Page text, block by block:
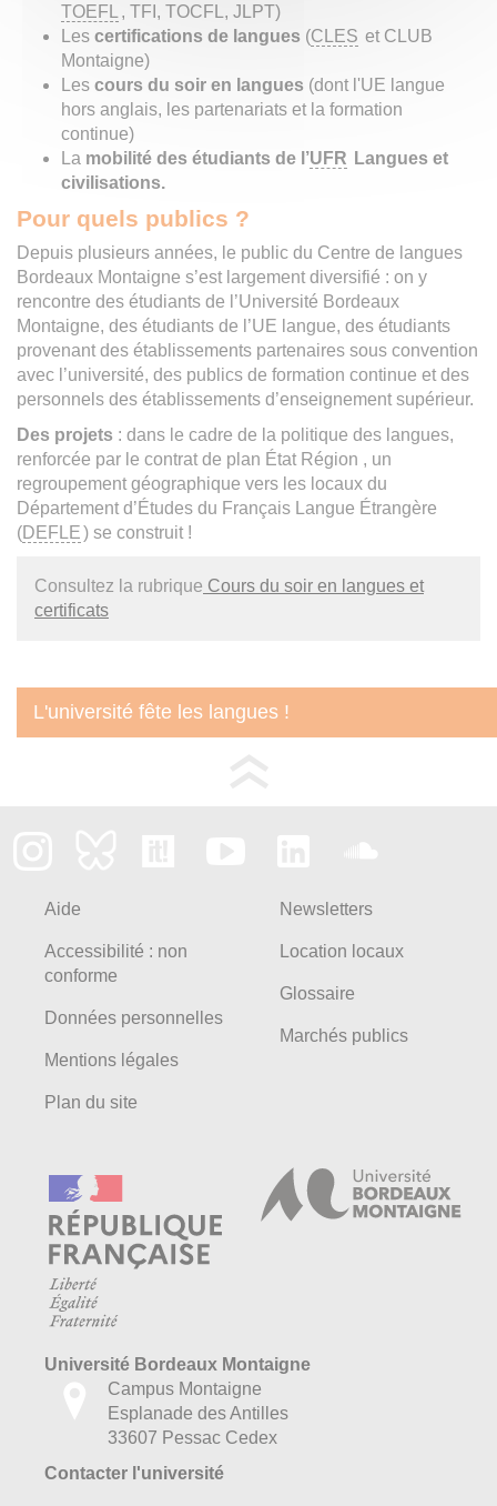
TOEFL
, TFI, TOCFL, JLPT)
Les certifications de langues (CLES et CLUB
Montaigne)
Les cours du soir en langues (dont l'UE langue
hors anglais, les partenariats et la formation
continue)
La mobilité des étudiants de l’UFR Langues et
civilisations.
Pour quels publics ?
Depuis plusieurs années, le public du Centre de langues
Bordeaux Montaigne s’est largement diversifié : on y
rencontre des étudiants de l’Université Bordeaux
Montaigne, des étudiants de l’UE langue, des étudiants
provenant des établissements partenaires sous convention
avec l’université, des publics de formation continue et des
personnels des établissements d’enseignement supérieur.
Des projets : dans le cadre de la politique des langues,
renforcée par le contrat de plan État Région , un
regroupement géographique vers les locaux du
Département d’Études du Français Langue Étrangère
(DEFLE) se construit !
Consultez la rubrique Cours du soir en langues et
certificats
L'université fête les langues !
Aide
Accessibilité : non
conforme
Données personnelles
Mentions légales
Plan du site
Newsletters
Location locaux
Glossaire
Marchés publics
Université Bordeaux Montaigne
Campus Montaigne
Esplanade des Antilles
33607 Pessac Cedex
Contacter l'université